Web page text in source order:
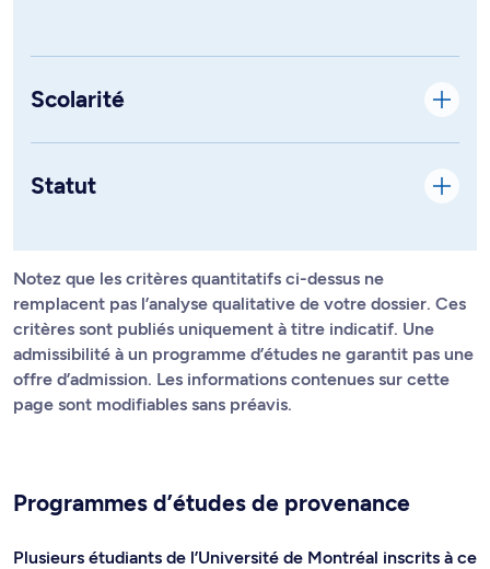
Scolarité
Statut
Notez que les critères quantitatifs ci-dessus ne
remplacent pas l’analyse qualitative de votre dossier. Ces
critères sont publiés uniquement à titre indicatif. Une
admissibilité à un programme d’études ne garantit pas une
offre d’admission. Les informations contenues sur cette
page sont modifiables sans préavis.
Programmes d’études de provenance
Plusieurs étudiants de l’Université de Montréal inscrits à ce